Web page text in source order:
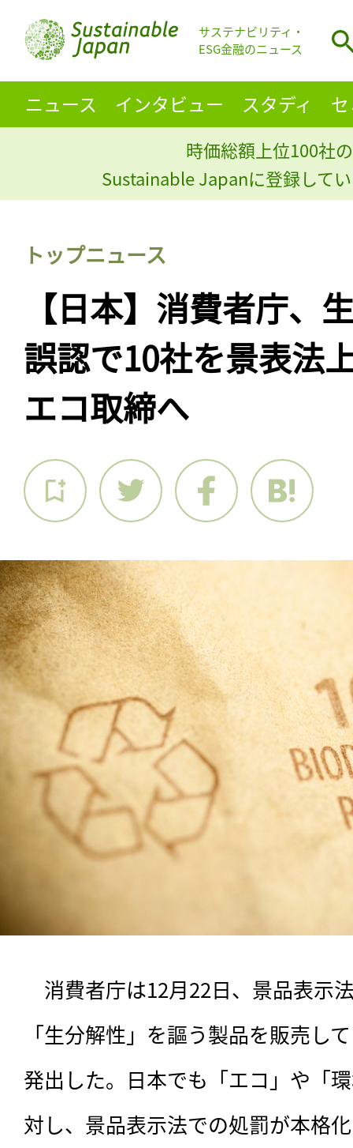
サステナビリティ・
ESG金融のニュース
ニュース インタビュー スタディ
時価総額上位100社
Sustainable Japanに登録して
トップニュース
【日本】消費者庁、
誤認で10社を景表法
エコ取締へ
消費者庁は12月22日、景品表示
「生分解性」を謳う製品を販売し
発出した。日本でも「エコ」や「
対し、景品表示法での処罰が本格